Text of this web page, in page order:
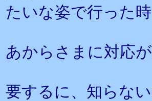
たいな姿で行った時
あからさまに対応
要するに、知らな